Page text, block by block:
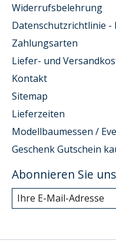
Widerrufsbelehrung
Datenschutzrichtlinie -
Zahlungsarten
Liefer- und
Kontakt
Sitemap
Lieferzeiten
Modellbaumessen /
Geschenk Gutschein
Abonnieren Sie